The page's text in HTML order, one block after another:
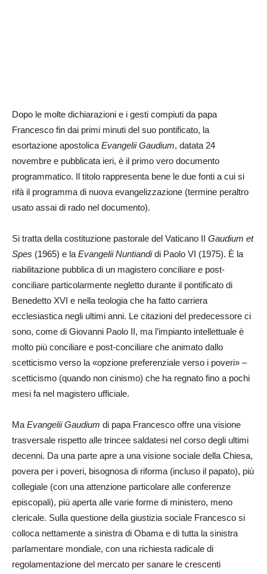
Dopo le molte dichiarazioni e i gesti compiuti da papa
Francesco fin dai primi minuti del suo pontificato, la
esortazione apostolica Evangelii Gaudium, datata 24
novembre e pubblicata ieri, è il primo vero documento
programmatico. Il titolo rappresenta bene le due fonti a cui si
rifà il programma di nuova evangelizzazione (termine peraltro
usato assai di rado nel documento).
Si tratta della costituzione pastorale del Vaticano II Gaudium et
Spes (1965) e la Evangelii Nuntiandidi Paolo VI (1975). È la
riabilitazione pubblica di un magistero conciliare e post-
conciliare particolarmente negletto durante il pontificato di
Benedetto XVI e nella teologia che ha fatto carriera
ecclesiastica negli ultimi anni. Le citazioni del predecessore ci
sono, come di Giovanni Paolo II, ma l’impianto intellettuale è
molto più conciliare e post-conciliare che animato dallo
scetticismo verso la «opzione preferenziale verso i poveri» –
scetticismo (quando non cinismo) che ha regnato fino a pochi
mesi fa nel magistero ufficiale.
Ma Evangelii Gaudium di papa Francesco offre una visione
trasversale rispetto alle trincee saldatesi nel corso degli ultimi
decenni. Da una parte apre a una visione sociale della Chiesa,
povera per i poveri, bisognosa di riforma (incluso il papato), più
collegiale (con una attenzione particolare alle conferenze
episcopali), più aperta alle varie forme di ministero, meno
clericale. Sulla questione della giustizia sociale Francesco si
colloca nettamente a sinistra di Obama e di tutta la sinistra
parlamentare mondiale, con una richiesta radicale di
regolamentazione del mercato per sanare le crescenti